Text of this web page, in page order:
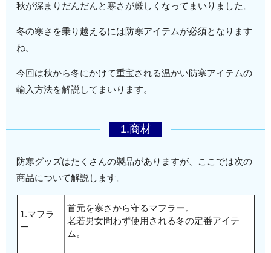
秋が深まりだんだんと寒さが厳しくなってまいりました。
冬の寒さを乗り越えるには防寒アイテムが必須となります
ね。
今回は秋から冬にかけて重宝される温かい防寒アイテムの
輸入方法を解説してまいります。
1.商材
防寒グッズはたくさんの製品がありますが、ここでは次の
商品について解説します。
1.マフラ
ー
首元を寒さから守るマフラー。
老若男女問わず使用される冬の定番アイテ
ム。